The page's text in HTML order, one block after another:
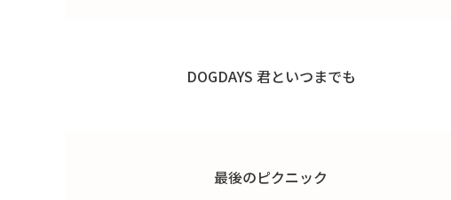
DOGDAYS 君といつまでも
最後のピクニック